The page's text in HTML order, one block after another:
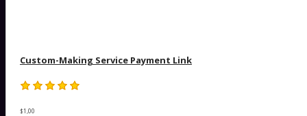
Custom-Making Service Payment Link
$1,00